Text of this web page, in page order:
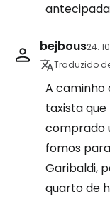
bejbous24.
Traduzido
A caminho
taxista
comprado
fomos
Garibaldi,
quarto de